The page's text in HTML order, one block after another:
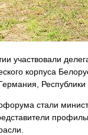
участвовали
корпуса
Республики
стали